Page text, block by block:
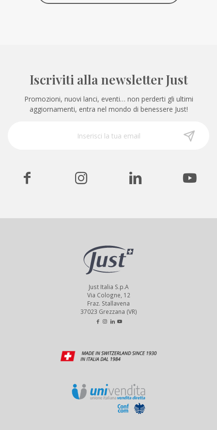
Iscriviti alla newsletter Just
Promozioni, nuovi lanci, eventi… non perderti gli ultimi
aggiornamenti, entra nel mondo di benessere Just!
Just Italia S.p.A
Via Cologne, 12
Fraz. Stallavena
37023 Grezzana (VR)